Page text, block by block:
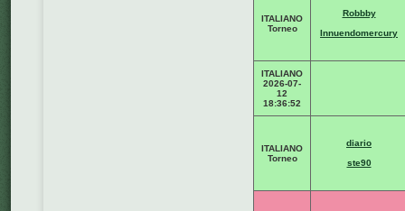
ITALIANO
Torneo
Robbby
Innuendomercury
ITALIANO
2026-07-
12
18:36:52
ITALIANO
Torneo
diario
ste90